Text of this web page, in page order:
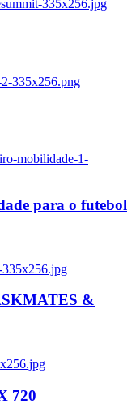
335x256.jpg
335x256.png
mobilidade-1-
para o futebol
335x256.jpg
&
720